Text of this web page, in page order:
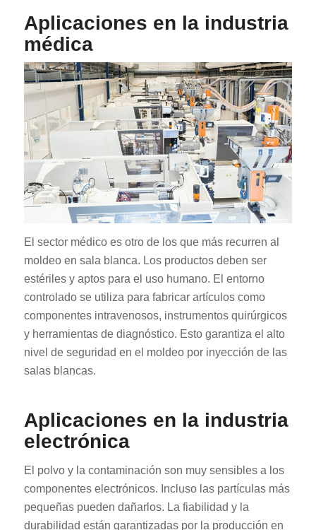
Aplicaciones en la industria
médica
El sector médico es otro de los que más recurren al
moldeo en sala blanca. Los productos deben ser
estériles y aptos para el uso humano. El entorno
controlado se utiliza para fabricar artículos como
componentes intravenosos, instrumentos quirúrgicos
y herramientas de diagnóstico. Esto garantiza el alto
nivel de seguridad en el moldeo por inyección de las
salas blancas.
Aplicaciones en la industria
electrónica
El polvo y la contaminación son muy sensibles a los
componentes electrónicos. Incluso las partículas más
pequeñas pueden dañarlos. La fiabilidad y la
durabilidad están garantizadas por la producción en